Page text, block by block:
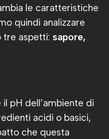
le caratteristiche
quindi analizzare
tre aspetti: sapore,
pH dell’ambiente di
acidi o basici,
che questa